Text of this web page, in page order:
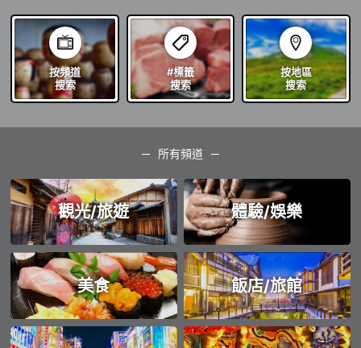
按頻道
搜索
#標籤
搜索
按地區
搜索
所有頻道
觀光/旅遊 體驗/娛樂
美食 飯店/旅館